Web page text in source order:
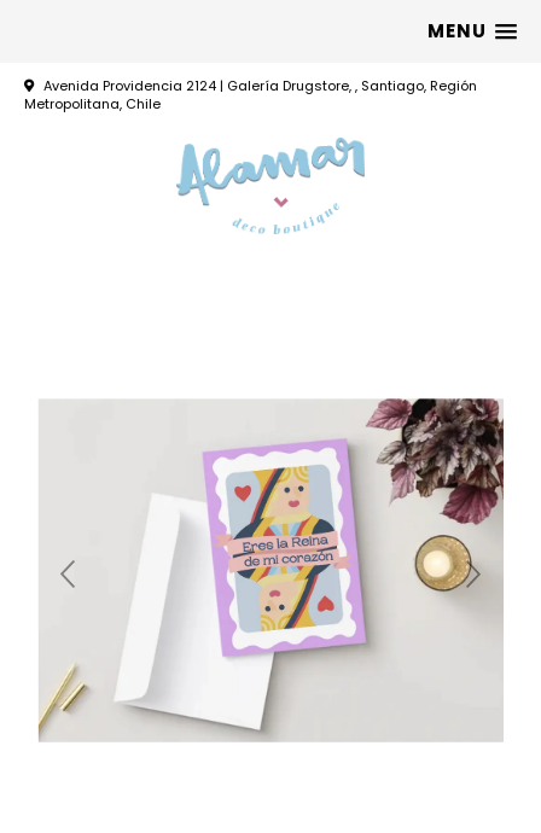
MENU
Avenida Providencia 2124 | Galería Drugstore, , Santiago, Región
Metropolitana, Chile